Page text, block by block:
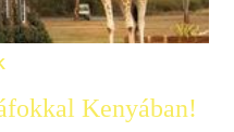
Kenyában!